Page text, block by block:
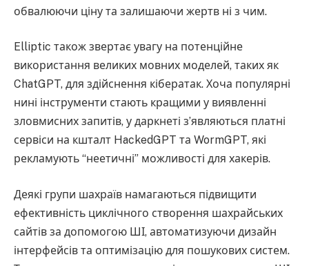
обвалюючи ціну та залишаючи жертв ні з чим.
Elliptic також звертає увагу на потенційне
використання великих мовних моделей, таких як
ChatGPT, для здійснення кібератак. Хоча популярні
нині інструменти стають кращими у виявленні
зловмисних запитів, у даркнеті з’являються платні
сервіси на кшталт HackedGPT та WormGPT, які
рекламують “неетичні” можливості для хакерів.
Деякі групи шахраїв намагаються підвищити
ефективність циклічного створення шахрайських
сайтів за допомогою ШІ, автоматизуючи дизайн
інтерфейсів та оптимізацію для пошукових систем.